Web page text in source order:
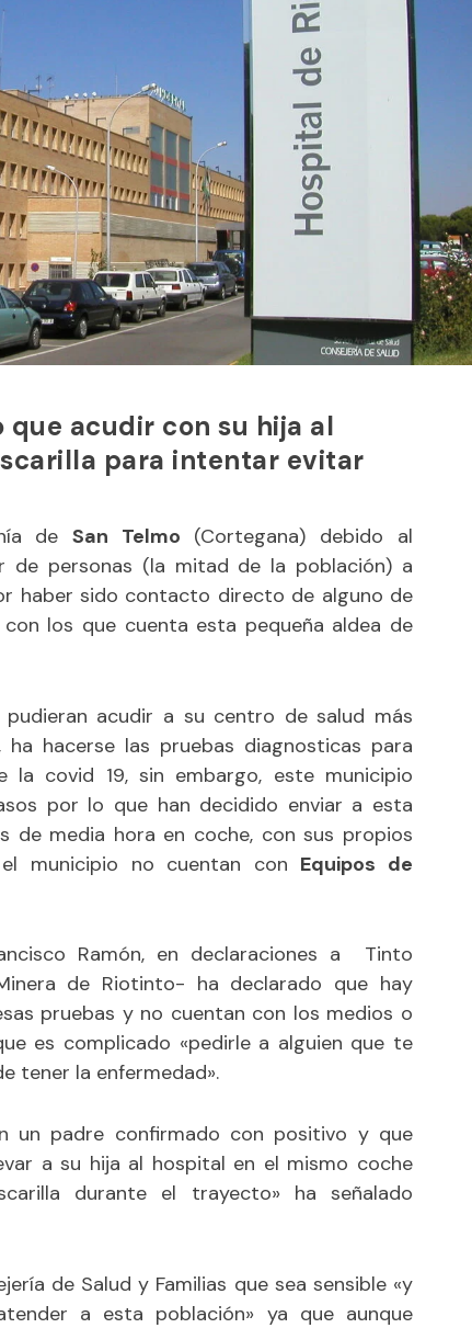
acudir con su hija al
para intentar evitar
deSan Telmo (Cortegana) debido al
de personas (la mitad de la población) a
haber sido contacto directo de alguno de
con los que cuenta esta pequeña aldea de
acudir a su centro de salud más
ha hacerse las pruebas diagnosticas para
covid 19, sin embargo, este municipio
por lo que han decidido enviar a esta
de media hora en coche, con sus propios
municipio no cuentan con Equipos de
Ramón, en declaraciones a
Tinto
de Riotinto- ha declarado que hay
pruebas y no cuentan con los medios o
es complicado «pedirle a alguien que te
tener la enfermedad».
un padre confirmado con positivo y que
a su hija al hospital en el mismo coche
durante el trayecto» ha señalado
de Salud y Familias que sea sensible «y
a esta población» ya que aunque